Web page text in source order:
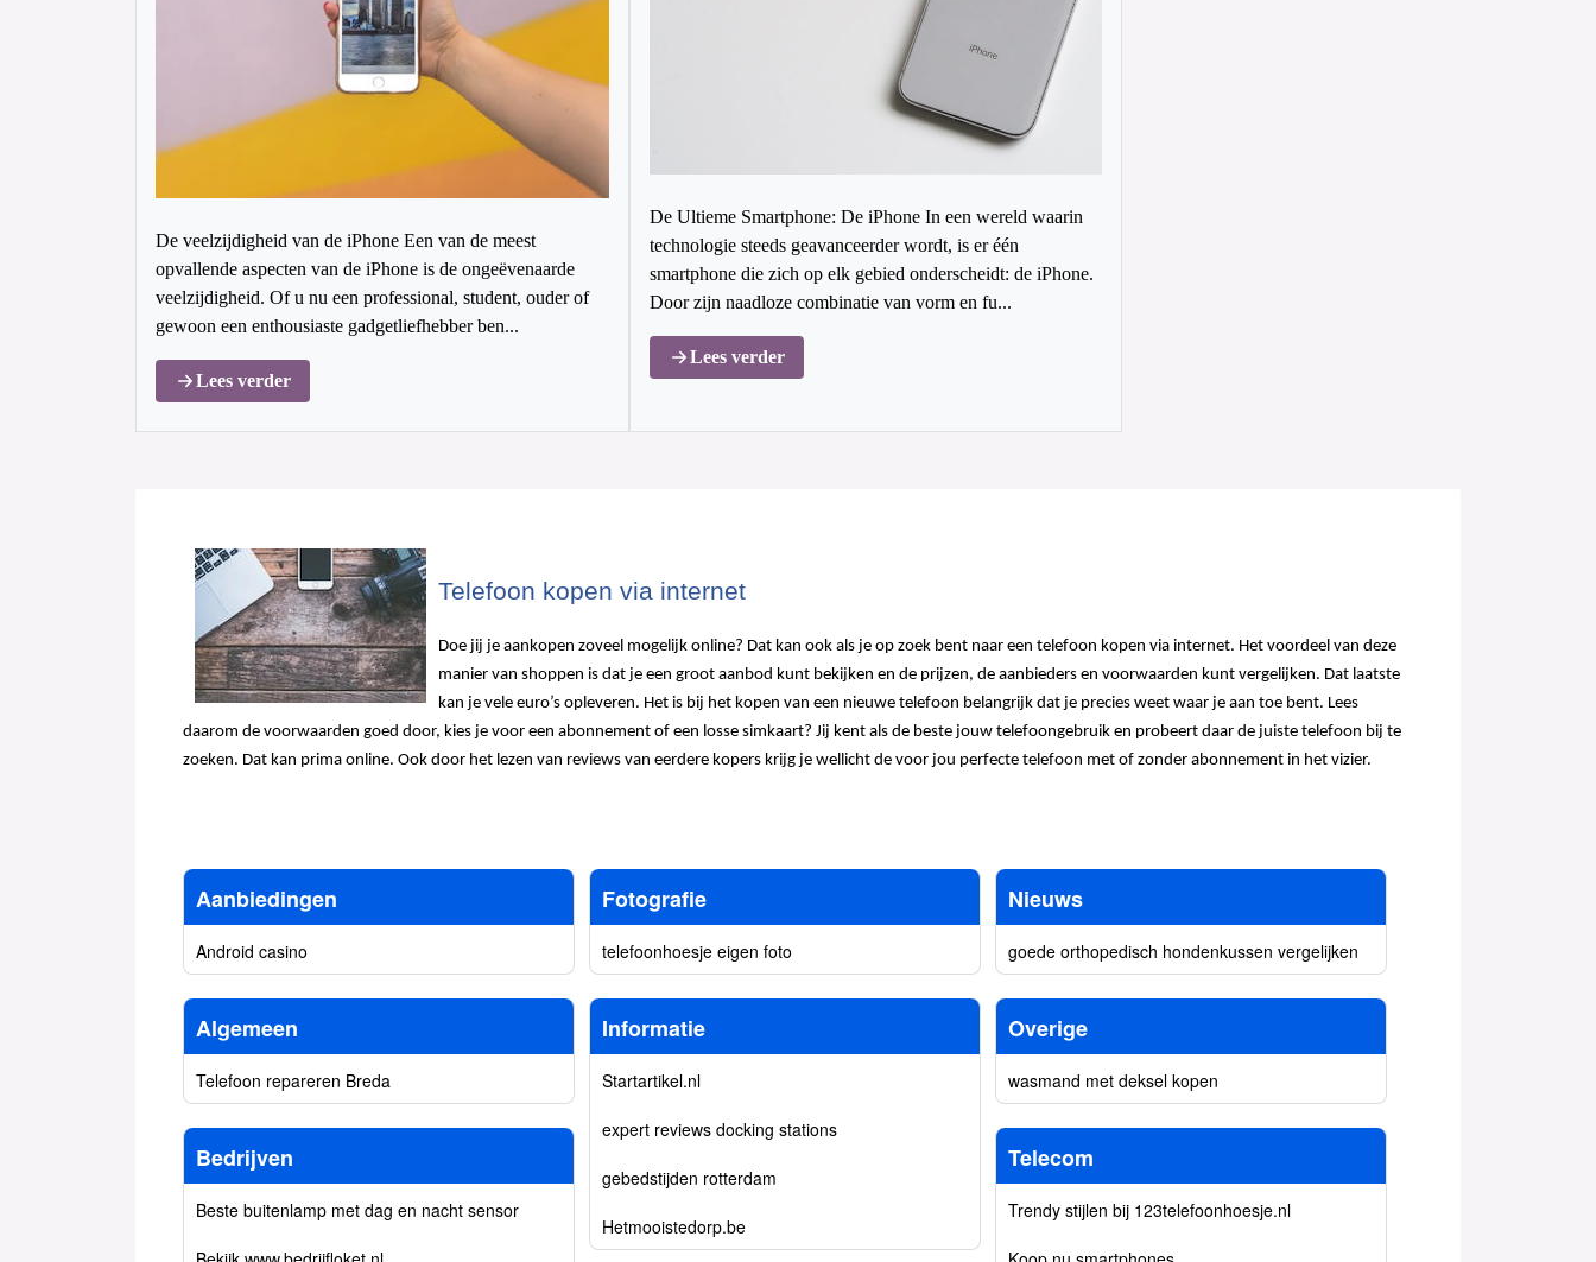
De veelzijdigheid van de iPhone Een van de meest
opvallende aspecten van de iPhone is de ongeëvenaarde
veelzijdigheid. Of u nu een professional, student, ouder of
gewoon een enthousiaste gadgetliefhebber ben...
Lees verder
De Ultieme Smartphone: De iPhone In een wereld waarin
technologie steeds geavanceerder wordt, is er één
smartphone die zich op elk gebied onderscheidt: de iPhone.
Door zijn naadloze combinatie van vorm en fu...
Lees verder
Telefoon kopen via internet
Doe jij je aankopen zoveel mogelijk online? Dat kan ook als je op zoek bent naar een telefoon kopen via internet. Het voordeel van deze
manier van shoppen is dat je een groot aanbod kunt bekijken en de prijzen, de aanbieders en voorwaarden kunt vergelijken. Dat laatste
kan je vele euro’s opleveren. Het is bij het kopen van een nieuwe telefoon belangrijk dat je precies weet waar je aan toe bent. Lees
daarom de voorwaarden goed door, kies je voor een abonnement of een losse simkaart? Jij kent als de beste jouw telefoongebruik en probeert daar de juiste telefoon bij te
zoeken. Dat kan prima online. Ook door het lezen van reviews van eerdere kopers krijg je wellicht de voor jou perfecte telefoon met of zonder abonnement in het vizier.
Aanbiedingen
Android casino
Algemeen
Telefoon repareren Breda
Bedrijven
Beste buitenlamp met dag en nacht sensor
Fotografie
telefoonhoesje eigen foto
Informatie
Startartikel.nl
expert reviews docking stations
gebedstijden rotterdam
Hetmooistedorp.be
Nieuws
goede orthopedisch hondenkussen vergelijken
Overige
wasmand met deksel kopen
Telecom
Trendy stijlen bij 123telefoonhoesje.nl